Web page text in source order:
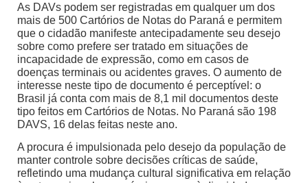
As DAVs podem ser registradas em qualquer um dos
mais de 500 Cartórios de Notas do Paraná e permitem
que o cidadão manifeste antecipadamente seu desejo
sobre como prefere ser tratado em situações de
incapacidade de expressão, como em casos de
doenças terminais ou acidentes graves. O aumento de
interesse neste tipo de documento é perceptível: o
Brasil já conta com mais de 8,1 mil documentos deste
tipo feitos em Cartórios de Notas. No Paraná são 198
DAVS, 16 delas feitas neste ano.
A procura é impulsionada pelo desejo da população de
manter controle sobre decisões críticas de saúde,
refletindo uma mudança cultural significativa em relação